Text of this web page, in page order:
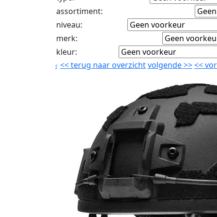
assortiment:
niveau:
merk:
kleur:
<<terug naar overzichtvolgende>><<